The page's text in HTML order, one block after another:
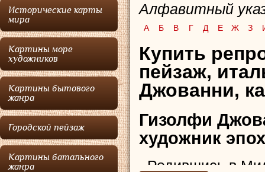
Исторические карты
мира
Картины море
художников
Картины бытового
жанра
Городской пейзаж
Картины батального
жанра
Алфавитный
А Б В Г Д Е Ж З
Купить
пейзаж,
Джованни,
Гизолфи
художник
Родившись в